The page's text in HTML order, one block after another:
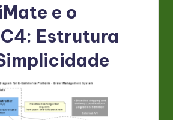
e o
Estrutura